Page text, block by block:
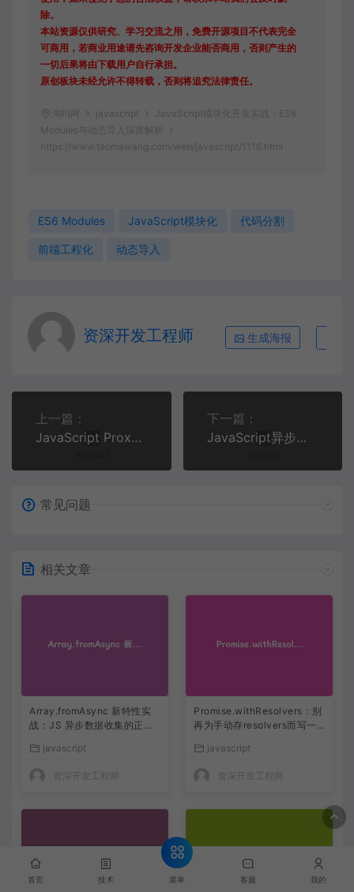
除。
本站资源仅供研究、学习交流之用，免费开源项目不代表完全
可商用，若商业用途请先咨询开发企业能否商用，否则产生的
一切后果将由下载用户自行承担。
原创板块未经允许不得转载，否则将追究法律责任。
淘吗网 javascript
JavaScript模块化开发实战：ES6
Modules与动态导入深度解析
https://www.taomawang.com/web/javascript/1116.html
ES6 Modules JavaScript模块化 代码分割
前端工程化 动态导入
资深开发工程师 生成海报
上一篇：
JavaScript Proxy高级应用：元编程与响应式系统实战指南
下一篇：
JavaScript异步编程实战：构建智能天气预报应用 | 前端开发教程
常见问题
相关文章
Array.fromAsync 新特性实
战：JS 异步数据收集的正确
javascript
资深开发工程师
Promise.withResolvers：别
再为手动存resolvers而写一
javascript
资深开发工程师
首页 技术 菜单 客服 我的